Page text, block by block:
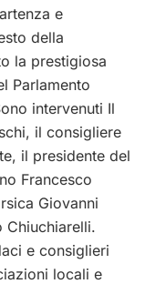
e
della
la prestigiosa
Parlamento
intervenuti Il
il consigliere
il presidente del
Francesco
Giovanni
Chiuchiarelli.
e consiglieri
locali e